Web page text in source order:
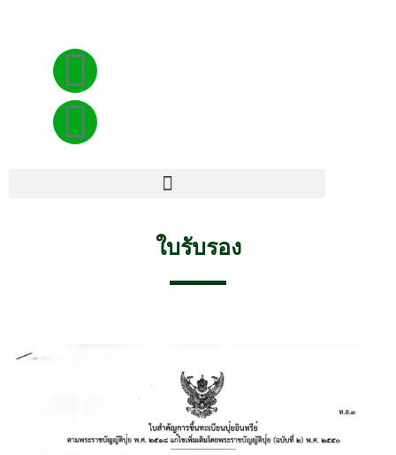
ใบรับรอง